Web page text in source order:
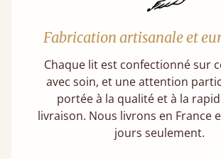
Fabrication artisanale et
Chaque lit est confectionné sur
avec soin, et une attention
portée à la qualité et à la
livraison. Nous livrons en France
jours seulement.